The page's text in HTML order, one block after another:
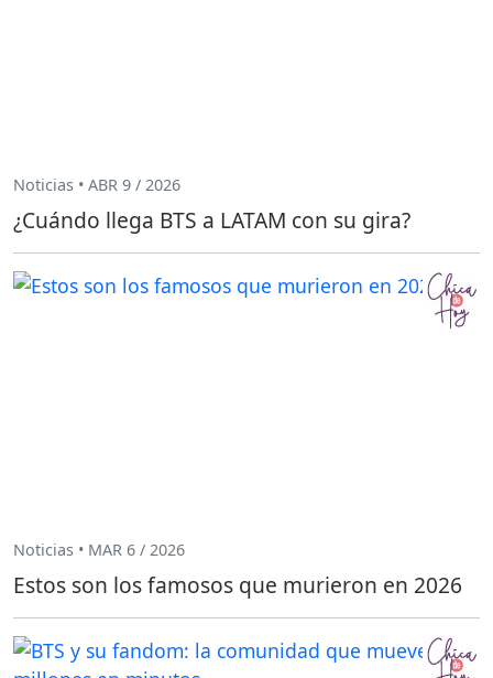
Noticias • ABR 9 / 2026
¿Cuándo llega BTS a LATAM con su gira?
Noticias • MAR 6 / 2026
Estos son los famosos que murieron en 2026